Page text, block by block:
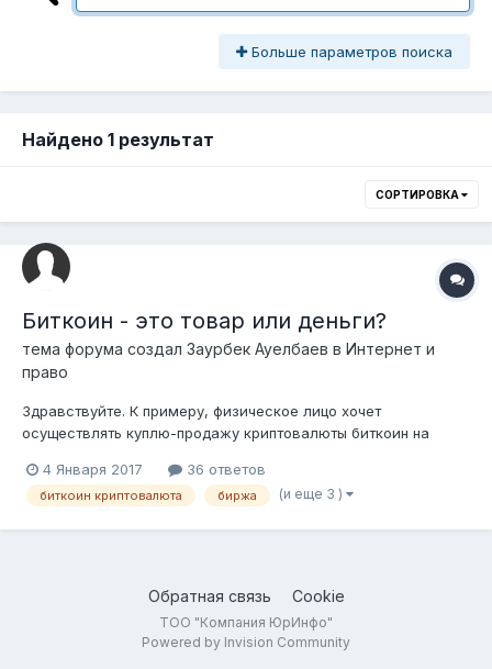
Больше параметров поиска
Найдено 1 результат
СОРТИРОВКА
Биткоин - это товар или деньги?
тема форума создал Заурбек Ауелбаев в Интернет и
право
Здравствуйте. К примеру, физическое лицо хочет
осуществлять куплю-продажу криптовалюты биткоин на
это обмен валюты либо это будет купля-продажа товара?
Искал на казахстанских сайтах позицию нашей страны и
4 Января 2017 36 ответов
биткоин криптовалюта биржа (и еще 3 )
Обратная связь Cookie
ТОО "Компания ЮрИнфо"
Powered by Invision Community